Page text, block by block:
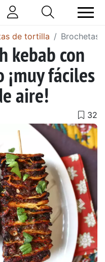
de tortilla Brochetas
kebab con
fáciles
aire!